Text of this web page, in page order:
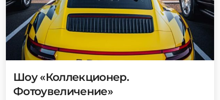
Шоу «Коллекционер.
Фотоувеличение»